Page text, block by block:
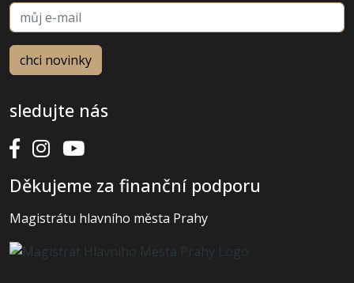
sledujte nás
Děkujeme za finanční podporu
Magistrátu hlavního města Prahy